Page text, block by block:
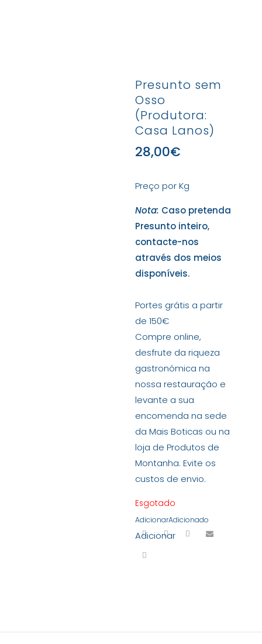
Presunto sem
Osso
(Produtora:
Casa Lanos)
28,00€
Preço por Kg
Nota: Caso pretenda
Presunto inteiro,
contacte-nos
através dos meios
disponíveis.
Portes grátis a partir
de 150€
Compre online,
desfrute da riqueza
gastronómica na
nossa restauração e
levante a sua
encomenda na sede
da Mais Boticas ou na
loja de Produtos de
Montanha. Evite os
custos de envio.
Esgotado
AdicionarAdicionado
Adicionar